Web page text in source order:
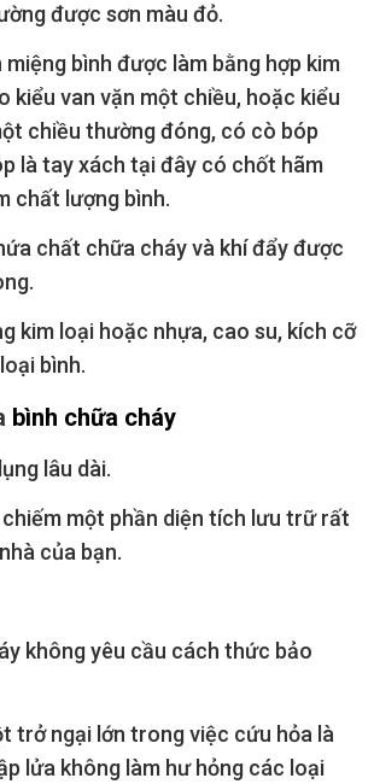
được sơn màu đỏ.
miệng bình được làm bằng hợp kim
kiểu van vặn một chiều, hoặc kiểu
chiều thường đóng, có cò bóp
là tay xách tại đây có chốt hãm
chất lượng bình.
chất chữa cháy và khí đẩy được
kim loại hoặc nhựa, cao su, kích cỡ
bình.
bình chữa cháy
lâu dài.
một phần diện tích lưu trữ rất
của bạn.
không yêu cầu cách thức bảo
trở ngại lớn trong việc cứu hỏa là
lửa không làm hư hỏng các loại